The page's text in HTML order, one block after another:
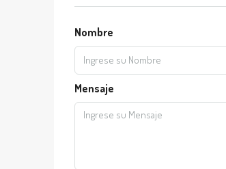
Nombre
Mensaje